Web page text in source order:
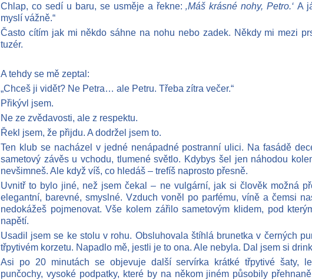
Chlap, co sedí u baru, se usměje a řekne:‚Máš krásné nohy, Petro.‘ A
myslí vážně.“
Často cítím jak mi někdo sáhne na nohu nebo zadek. Někdy mi mezi
tuzér.
A tehdy se mě zeptal:
„Chceš ji vidět? Ne Petra… ale Petru. Třeba zítra večer.“
Přikývl jsem.
Ne ze zvědavosti, ale z respektu.
Řekl jsem, že přijdu. A dodržel jsem to.
Ten klub se nacházel v jedné nenápadné postranní ulici. Na fasádě
sametový závěs u vchodu, tlumené světlo. Kdybys šel jen náhodou
nevšimneš. Ale když víš, co hledáš – trefíš naprosto přesně.
Uvnitř to bylo jiné, než jsem čekal – ne vulgární, jak si člověk možná
elegantní, barevné, smyslné. Vzduch voněl po parfému, víně a čemsi
nedokážeš pojmenovat. Vše kolem zářilo sametovým klidem, pod
napětí.
Usadil jsem se ke stolu v rohu. Obsluhovala štíhlá brunetka v černých
třpytivém korzetu. Napadlo mě, jestli je to ona. Ale nebyla. Dal jsem si
Asi po 20 minutách se objevuje další servírka krátké třpytivé šaty,
punčochy, vysoké podpatky, které by na někom jiném působily